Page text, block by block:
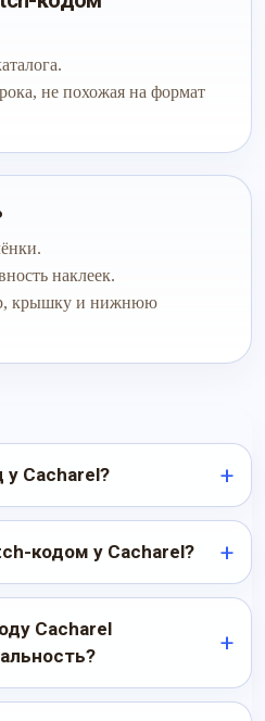
не похожая на формат
наклеек.
крышку и нижнюю
у Cacharel?
кодом у Cacharel?
Cacharel